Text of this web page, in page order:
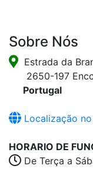
Sobre Nós
Estrada da
2650-197
Portugal
Localização
HORARIO DE
De Terça a